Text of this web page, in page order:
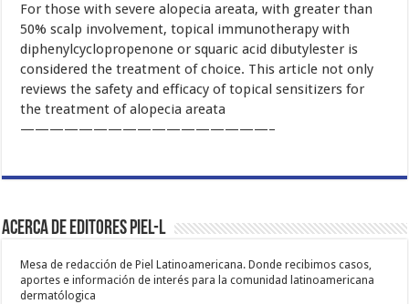
For those with severe alopecia areata, with greater than
50% scalp involvement, topical immunotherapy with
diphenylcyclopropenone or squaric acid dibutylester is
considered the treatment of choice. This article not only
reviews the safety and efficacy of topical sensitizers for
the treatment of alopecia areata
—————————————————–
Acerca de Editores PIEL-L
Mesa de redacción de Piel Latinoamericana. Donde recibimos casos,
aportes e información de interés para la comunidad latinoamericana
dermatólogica